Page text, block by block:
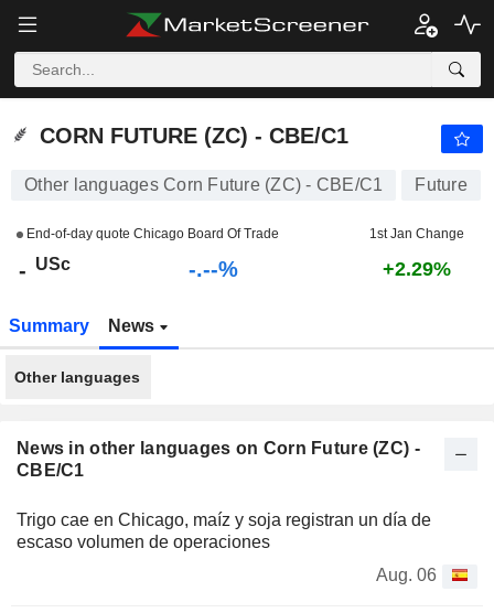
CORN FUTURE (ZC) - CBE/C1 - USc -
CORN FUTURE (ZC) - CBE/C1
Other languages Corn Future (ZC) - CBE/C1 Future
End-of-day quote Chicago Board Of Trade 1st Jan Change
- USc -.--% +2.29%
Summary News
Other languages
News in other languages on Corn Future (ZC) -
CBE/C1
Trigo cae en Chicago, maíz y soja registran un día de
escaso volumen de operaciones
Aug. 06